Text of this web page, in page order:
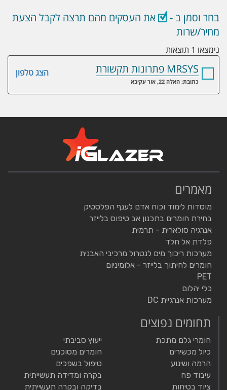
בחר וסמן ב -
את העסקים מהם תרצה לקבל הצעת
מחיר/שרות
נימצאו 1 תוצאות
הצג טלפון MRSYS פתרונות תקשורת
כתובת: האלה 22, אור עקיבא
מאמרים
מוסדות לימוד וכוח אדם לענף הפלסטיק
בחירת חומרים בתכנון אב טיפוס בלייזר
אנרגיה סולארית - תרמית
פלדת אל חלד
מערכות ריכוך מים לנטרול מרכיבי האבנית
חומרים לחיתוך בלייזר - אלומיניום
PET
כלי יהלום
מערכות אנרגיית DC
תחומים נפוצים
חומרי גלם מתכת
כיול מכשירים
הרמה ושינוע
עיבוד פח
ציוד בטיחות
ייעוץ סביבתי
חומרים מסוכנים
טיפול בשפכים
בקרה ומדידה תעשייתית
בדיקה ובקרה תעשייתית